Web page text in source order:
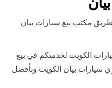
مكتب بيع سيارات بيان
الكويت لخدمتكم في بيع
سيارات بيان الكويت وبأفضل